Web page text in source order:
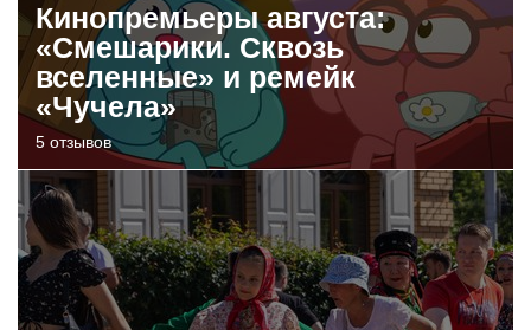
Кинопремьеры августа:
«Смешарики. Сквозь
вселенные» и ремейк
«Чучела»
5 отзывов